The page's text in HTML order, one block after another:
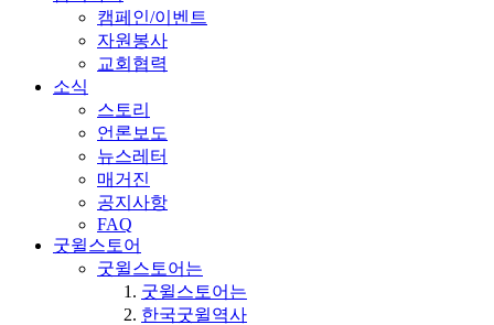
캠페인/이벤트
자원봉사
교회협력
소식
스토리
언론보도
뉴스레터
매거진
공지사항
FAQ
굿윌스토어
굿윌스토어는
굿윌스토어는
한국굿윌역사